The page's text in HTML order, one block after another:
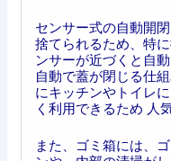
センサー式の自動開
捨てられるため、特
ンサーが近づくと自
自動で蓋が閉じる仕
にキッチンやトイレ
く利用できるため 人
また、ゴミ箱には、